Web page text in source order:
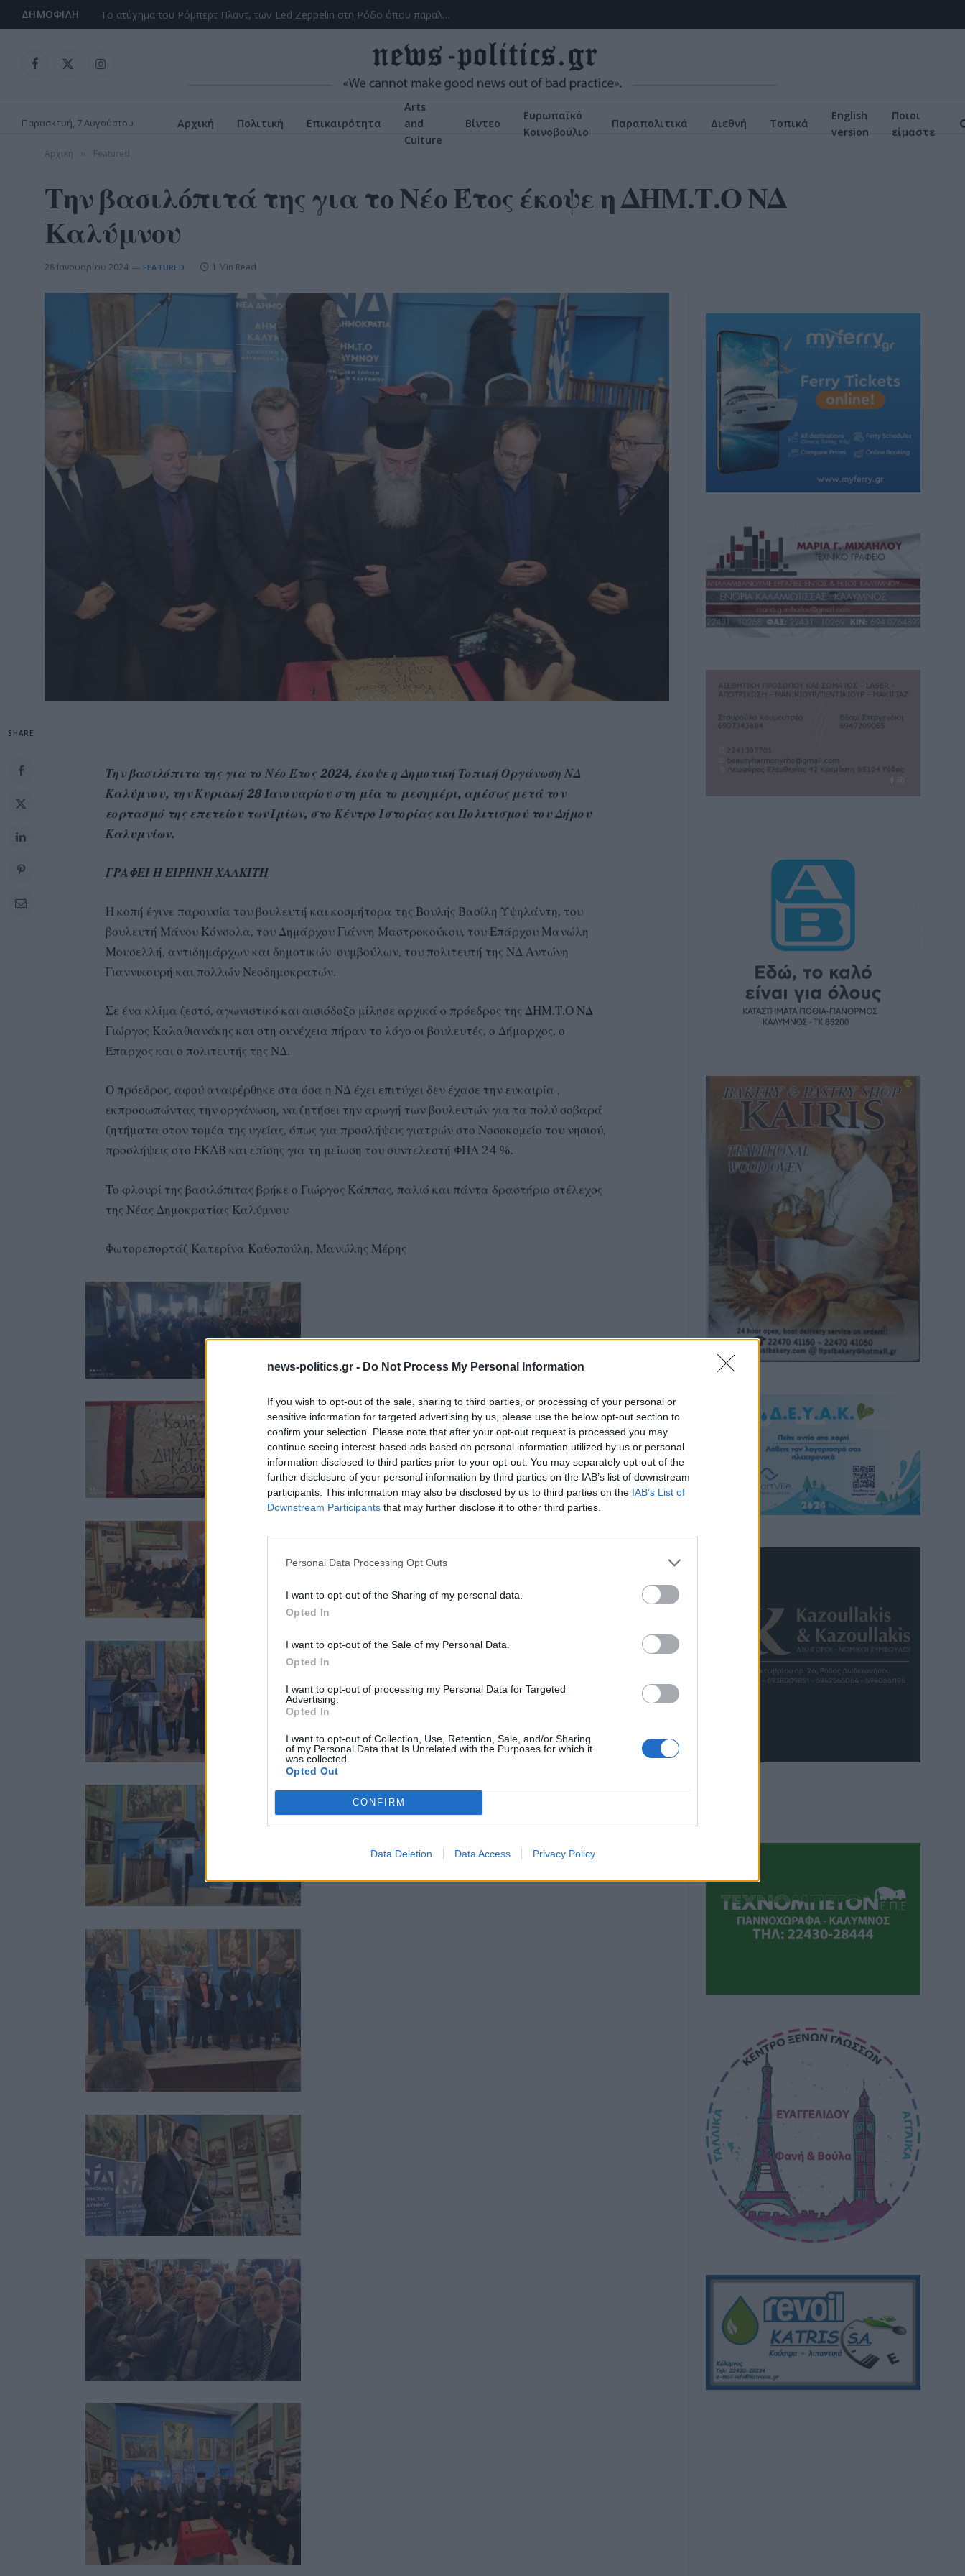
news-politics.gr - Do Not Process My Personal Information
If you wish to opt-out of the sale, sharing to third parties, or processing of your personal or
sensitive information for targeted advertising by us, please use the below opt-out section to
confirm your selection. Please note that after your opt-out request is processed you may
continue seeing interest-based ads based on personal information utilized by us or personal
information disclosed to third parties prior to your opt-out. You may separately opt-out of the
further disclosure of your personal information by third parties on the IAB’s list of downstream
participants. This information may also be disclosed by us to third parties on the IAB’s List of
Downstream Participants that may further disclose it to other third parties.
Personal Data Processing Opt Outs
I want to opt-out of the Sharing of my personal data.
Opted In
I want to opt-out of the Sale of my Personal Data.
Opted In
I want to opt-out of processing my Personal Data for Targeted
Advertising.
Opted In
I want to opt-out of Collection, Use, Retention, Sale, and/or Sharing
of my Personal Data that Is Unrelated with the Purposes for which it
was collected.
Opted Out
CONFIRM
Data Deletion Data Access Privacy Policy
ΔΗΜΟΦΙΛΉ Το ατύχημα του Ρόμπερτ Πλαντ, των Led Zeppelin στη Ρόδο όπου παραλίγο να χάσει τη γυναίκα του (video)
Facebook
X
Instagram
Παρασκευή, 7 Αυγούστου Αρχική Πολιτική Επικαιρότητα
Arts
and
Culture
Βίντεο
Ευρωπαϊκό
Κοινοβούλιο
Παραπολιτικά Διεθνή Τοπικά
English
version
Ποιοι
είμαστε
Αρχική Featured
Την βασιλόπιτά της για το Νέο Έτος έκοψε η ΔΗΜ.Τ.Ο ΝΔ
Καλύμνου
28 Ιανουαρίου 2024 FEATURED 1 Min Read
SHARE
Την βασιλόπιτα της για το Νέο Έτος 2024, έκοψε η Δημοτική Τοπική Οργάνωση ΝΔ
Καλύμνου, την Κυριακή 28 Iανουαρίου στη μία το μεσημέρι, αμέσως μετά τον
εορτασμό της επετείου των Ιμίων, στο Κέντρο Ιστορίας και Πολιτισμού του Δήμου
Καλυμνίων.
ΓΡΑΦΕΙ Η ΕΙΡΗΝΗ ΧΑΛΚΙΤΗ
Η κοπή έγινε παρουσία του βουλευτή και κοσμήτορα της Βουλής Βασίλη Υψηλάντη, του
βουλευτή Μάνου Κόνσολα, του Δημάρχου Γιάννη Μαστροκούκου, του Επάρχου Μανώλη
Μουσελλή, αντιδημάρχων και δημοτικών συμβούλων, του πολιτευτή της ΝΔ Αντώνη
Γιαννικουρή και πολλών Νεοδημοκρατών.
Σε ένα κλίμα ζεστό, αγωνιστικό και αισιόδοξο μίλησε αρχικά ο πρόεδρος της ΔΗΜ.Τ.Ο ΝΔ
Γιώργος Καλαθιανάκης και στη συνέχεια πήραν το λόγο οι βουλευτές, ο Δήμαρχος, ο
Έπαρχος και ο πολιτευτής της ΝΔ.
Ο πρόεδρος, αφού αναφέρθηκε στα όσα η ΝΔ έχει επιτύχει δεν έχασε την ευκαιρία ,
εκπροσωπώντας την οργάνωση, να ζητήσει την αρωγή των βουλευτών για τα πολύ σοβαρά
ζητήματα στον τομέα της υγείας, όπως για προσλήψεις γιατρών στο Νοσοκομείο του νησιού,
προσλήψεις στο ΕΚΑΒ και επίσης για τη μείωση του συντελεστή ΦΠΑ 24 %.
Το φλουρί της βασιλόπιτας βρήκε ο Γιώργος Κάππας, παλιό και πάντα δραστήριο στέλεχος
της Νέας Δημοκρατίας Καλύμνου
Φωτορεπορτάζ Κατερίνα Καθοπούλη, Μανώλης Μέρης